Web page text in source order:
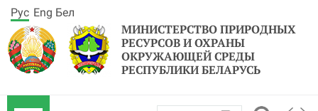
МИНИСТЕРСТВО ПРИРОДНЫХ
РЕСУРСОВ И ОХРАНЫ
ОКРУЖАЮЩЕЙ СРЕДЫ
РЕСПУБЛИКИ БЕЛАРУСЬ
Рус Eng Бел